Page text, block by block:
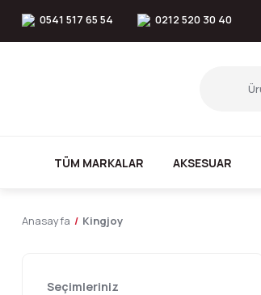
0541 517 65 54 0212 520 30 40
TÜM MARKALAR AKSESUAR
Anasayfa Kingjoy
Seçimleriniz